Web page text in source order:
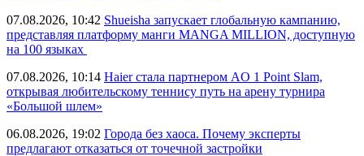
07.08.2026, 10:42 Shueisha запускает глобальную кампанию,
представляя платформу манги MANGA MILLION, доступную
на 100 языках
07.08.2026, 10:14 Haier стала партнером AO 1 Point Slam,
открывая любительскому теннису путь на арену турнира
«Большой шлем»
06.08.2026, 19:02 Города без хаоса. Почему эксперты
предлагают отказаться от точечной застройки